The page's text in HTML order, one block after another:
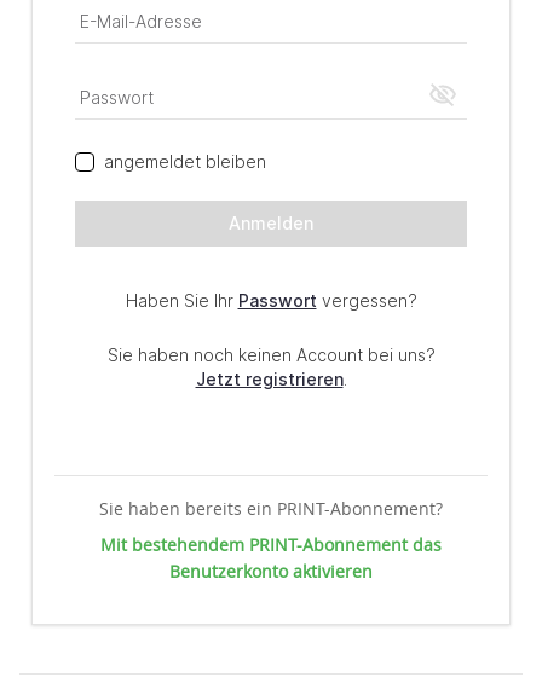
Sie haben bereits ein PRINT-Abonnement?
Mit bestehendem PRINT-Abonnement das
Benutzerkonto aktivieren